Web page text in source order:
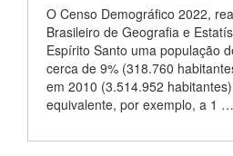
O Censo Demográfico 2022,
Brasileiro de Geografia e
Espírito Santo uma população
cerca de 9% (318.760
em 2010 (3.514.952
equivalente, por exemplo, a 1 …